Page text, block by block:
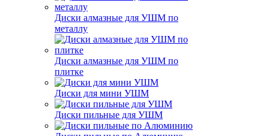
Диски алмазные для УШМ по
металлу
Диски алмазные для УШМ по
плитке
Диски для мини УШМ
Диски пильные для УШМ